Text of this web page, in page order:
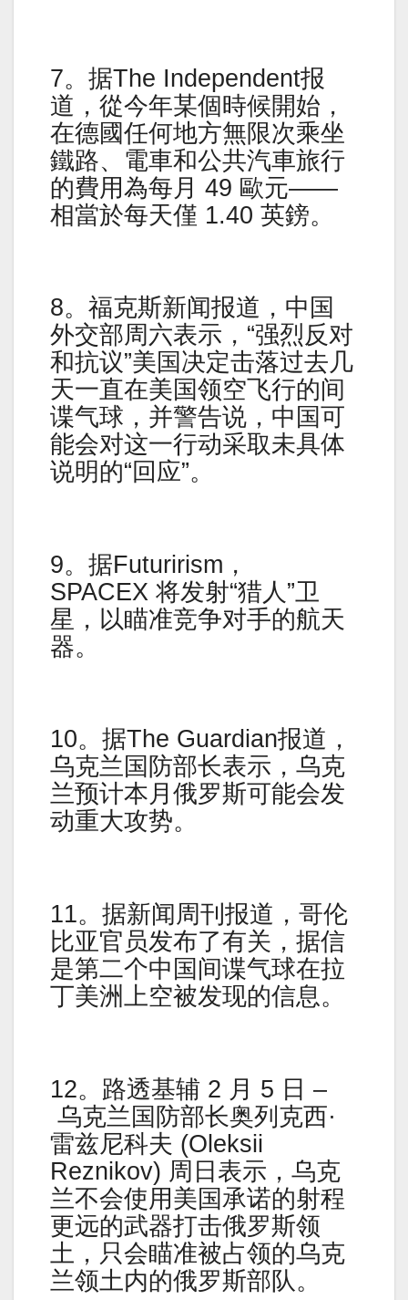
7。据The Independent报
道，從今年某個時候開始，
在德國任何地方無限次乘坐
鐵路、電車和公共汽車旅行
的費用為每月 49 歐元——
相當於每天僅 1.40 英鎊。
8。福克斯新闻报道，中国
外交部周六表示，“强烈反对
和抗议”美国决定击落过去几
天一直在美国领空飞行的间
谍气球，并警告说，中国可
能会对这一行动采取未具体
说明的“回应”。
9。据Futurirism，
SPACEX 将发射“猎人”卫
星，以瞄准竞争对手的航天
器。
10。据The Guardian报道，
乌克兰国防部长表示，乌克
兰预计本月俄罗斯可能会发
动重大攻势。
11。据新闻周刊报道，哥伦
比亚官员发布了有关，据信
是第二个中国间谍气球在拉
丁美洲上空被发现的信息。
12。路透基辅 2 月 5 日 –
乌克兰国防部长奥列克西·
雷兹尼科夫 (Oleksii
Reznikov) 周日表示，乌克
兰不会使用美国承诺的射程
更远的武器打击俄罗斯领
土，只会瞄准被占领的乌克
兰领土内的俄罗斯部队。